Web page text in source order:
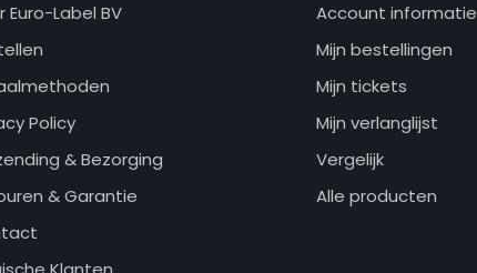
Euro-Label BV
Policy
& Bezorging
& Garantie
Account informatie
Mijn bestellingen
Mijn tickets
Mijn verlanglijst
Vergelijk
Alle producten